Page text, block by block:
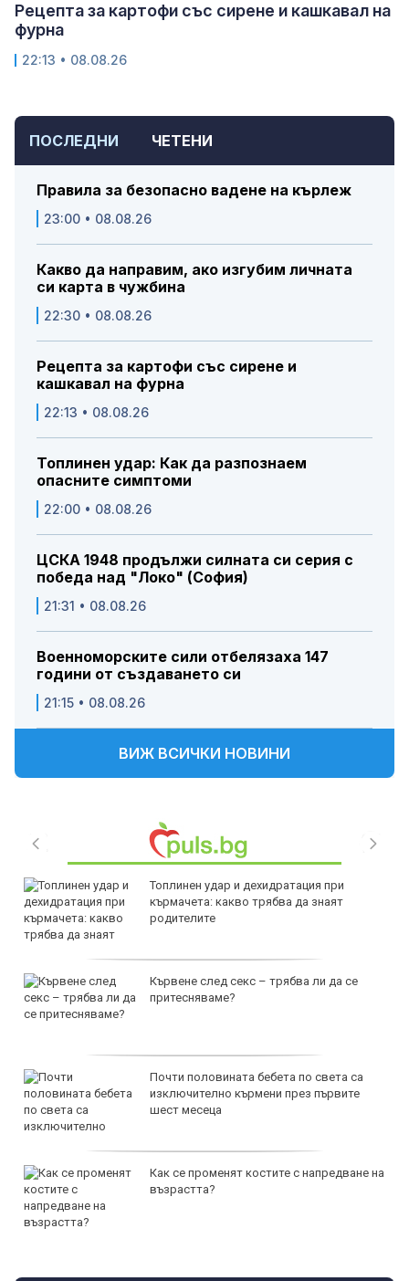
ПОСЛЕДНИ ЧЕТЕНИ
Правила за безопасно вадене на кърлеж
23:00 • 08.08.26
Какво да направим, ако изгубим личната
си карта в чужбина
22:30 • 08.08.26
Рецепта за картофи със сирене и
кашкавал на фурна
22:13 • 08.08.26
Топлинен удар: Как да разпознаем
опасните симптоми
22:00 • 08.08.26
ЦСКА 1948 продължи силната си серия с
победа над "Локо" (София)
21:31 • 08.08.26
Военноморските сили отбелязаха 147
години от създаването си
21:15 • 08.08.26
ВИЖ ВСИЧКИ НОВИНИ
Топлинен удар и дехидратация при
кърмачета: какво трябва да знаят
родителите
Кървене след секс – трябва ли да се
притесняваме?
Почти половината бебета по света са
изключително кърмени през първите
шест месеца
Как се променят костите с напредване на
възрастта?
Рецепта за картофи със сирене и кашкавал на
фурна
22:13 • 08.08.26